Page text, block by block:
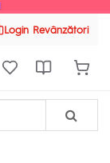
Login Revânzători